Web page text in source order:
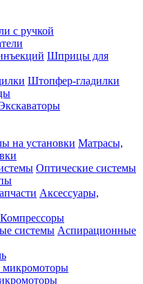
с ручкой
Шприцы для
Штопфер-гладилки
Матрасы,
Оптические системы
Аксессуары,
Компрессоры
Аспирационные